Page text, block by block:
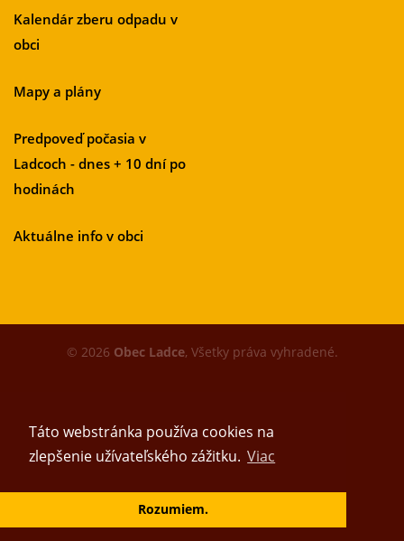
Táto webstránka používa cookies na
zlepšenie užívateľského zážitku. Viac
Rozumiem.
Kalendár zberu odpadu v
obci
Mapy a plány
Predpoveď počasia v
Ladcoch - dnes + 10 dní po
hodinách
Aktuálne info v obci
© 2026 Obec Ladce, Všetky práva vyhradené.
Vytvoril tím